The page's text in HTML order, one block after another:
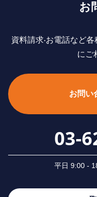
お
資料請求‧お電話など
にご
お問い
03-
平⽇ 9:00 -